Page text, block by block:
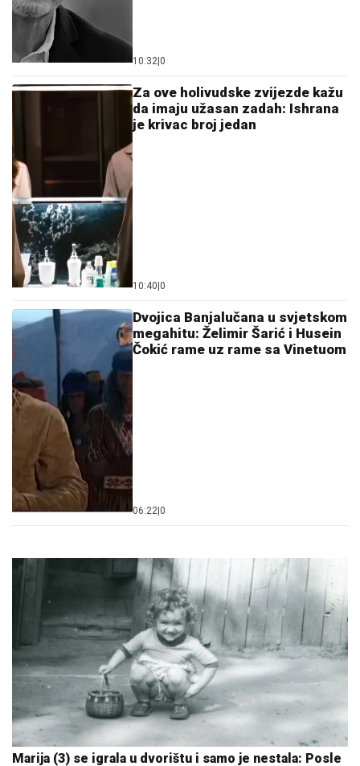
10:32 0
Za ove holivudske zvijezde kažu
da imaju užasan zadah: Ishrana
je krivac broj jedan
10:40 0
Dvojica Banjalučana u svjetskom
megahitu: Želimir Šarić i Husein
Čokić rame uz rame sa Vinetuom
06:22 0
Marija (3) se igrala u dvorištu i samo je nestala: Posle